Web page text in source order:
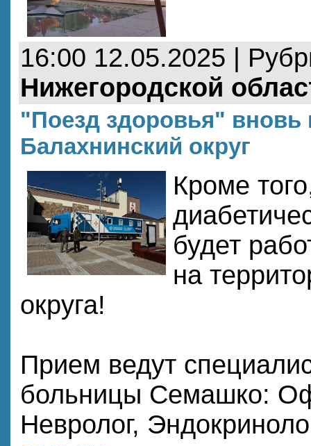
16:00 12.05.2025 |
Нижегородской
"Поезд здоровья"
Балахнинский округ
Кроме
будет
на
округа!
Прием ведут
больницы Семашко:
Невролог,